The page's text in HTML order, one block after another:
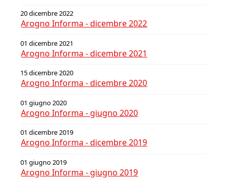
20 dicembre 2022
Arogno Informa - dicembre 2022
01 dicembre 2021
Arogno Informa - dicembre 2021
15 dicembre 2020
Arogno Informa - dicembre 2020
01 giugno 2020
Arogno Informa - giugno 2020
01 dicembre 2019
Arogno Informa - dicembre 2019
01 giugno 2019
Arogno Informa - giugno 2019